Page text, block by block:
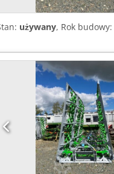
używany, Rok budowy: